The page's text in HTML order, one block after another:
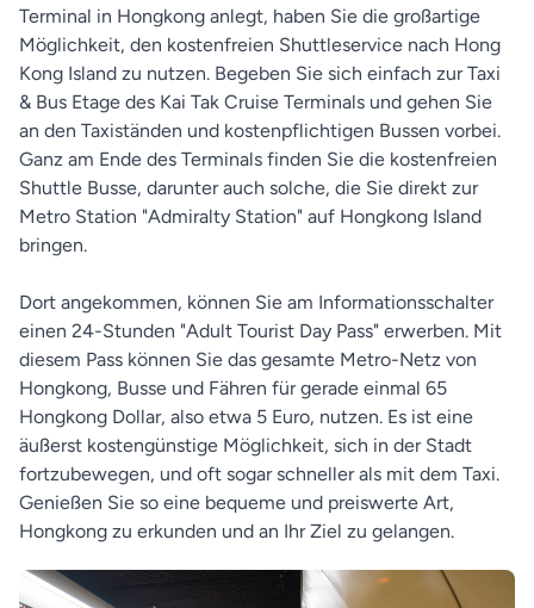
Terminal in Hongkong anlegt, haben Sie die großartige
Möglichkeit, den kostenfreien Shuttleservice nach Hong
Kong Island zu nutzen. Begeben Sie sich einfach zur Taxi
& Bus Etage des Kai Tak Cruise Terminals und gehen Sie
an den Taxiständen und kostenpflichtigen Bussen vorbei.
Ganz am Ende des Terminals finden Sie die kostenfreien
Shuttle Busse, darunter auch solche, die Sie direkt zur
Metro Station "Admiralty Station" auf Hongkong Island
bringen.
Dort angekommen, können Sie am Informationsschalter
einen 24-Stunden "Adult Tourist Day Pass" erwerben. Mit
diesem Pass können Sie das gesamte Metro-Netz von
Hongkong, Busse und Fähren für gerade einmal 65
Hongkong Dollar, also etwa 5 Euro, nutzen. Es ist eine
äußerst kostengünstige Möglichkeit, sich in der Stadt
fortzubewegen, und oft sogar schneller als mit dem Taxi.
Genießen Sie so eine bequeme und preiswerte Art,
Hongkong zu erkunden und an Ihr Ziel zu gelangen.